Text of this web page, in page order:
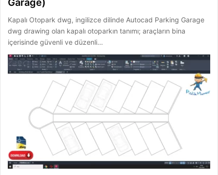
Garage)
Kapalı Otopark dwg, ingilizce dilinde Autocad Parking Garage
dwg drawing olan kapalı otoparkın tanımı; araçların bina
içerisinde güvenli ve düzenli…